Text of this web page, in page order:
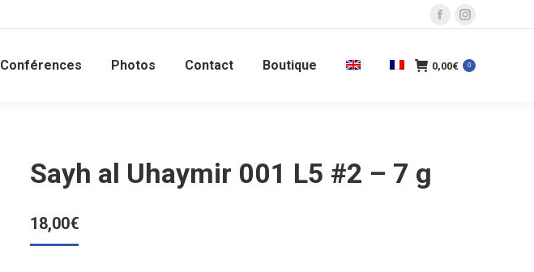
La
Facebook
La
Instagram
Conférences Photos Contact Boutique 0,00€ 0
Sayh al Uhaymir 001 L5 #2 – 7 g
18,00€